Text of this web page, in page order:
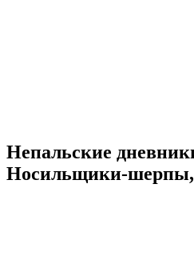
Непальские
Носильщики-шерпы,